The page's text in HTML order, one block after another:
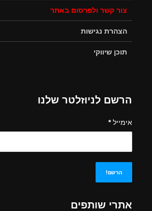
צור קשר ולפרסום באתר
הצהרת נגישות
תוכן שיווקי
הרשם לניוזלטר שלנו
אימייל*
אתרי שותפים